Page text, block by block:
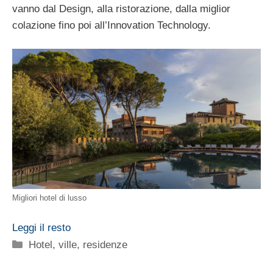
vanno dal Design, alla ristorazione, dalla miglior
colazione fino poi all’Innovation Technology.
Migliori hotel di lusso
Leggi il resto
Categorie
Hotel, ville, residenze